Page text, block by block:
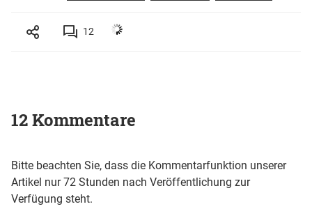
12
12 Kommentare
Bitte beachten Sie, dass die Kommentarfunktion unserer
Artikel nur 72 Stunden nach Veröffentlichung zur
Verfügung steht.